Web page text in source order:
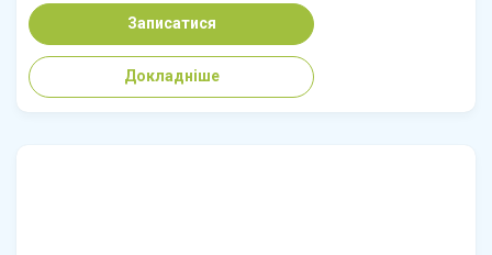
Записатися
Докладніше